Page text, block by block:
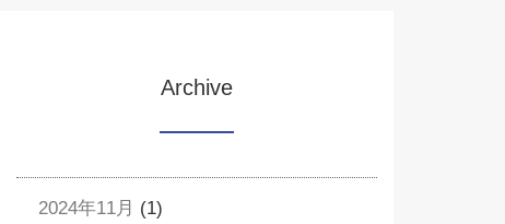
Archive
2024年11月 (1)